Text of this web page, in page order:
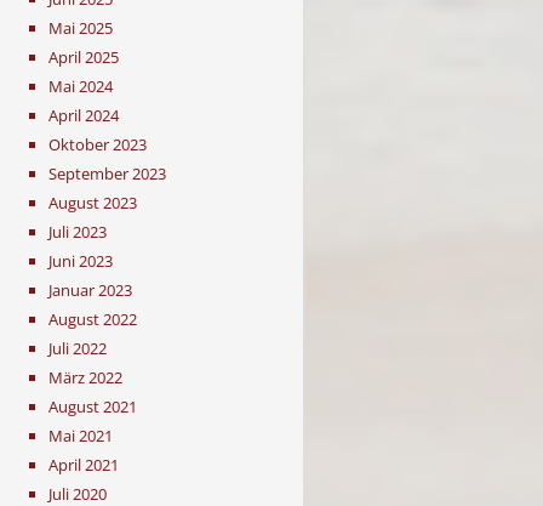
Mai 2025
April 2025
Mai 2024
April 2024
Oktober 2023
September 2023
August 2023
Juli 2023
Juni 2023
Januar 2023
August 2022
Juli 2022
März 2022
August 2021
Mai 2021
April 2021
Juli 2020